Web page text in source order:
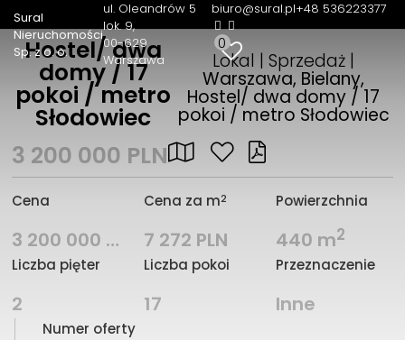
Sural
Nieruchomości
Sp. z o. o.
ul. Oleandrów 5
lok. 9
00-629
Warszawa
biuro@sural.pl+48 536223377
0
Hostel/ dwa
domy / 17
pokoi / metro
Słodowiec
Lokal | Sprzedaż |
Warszawa, Bielany,
Hostel/ dwa domy / 17
pokoi / metro Słodowiec
3 200 000 PLN
Cena
3 200 000 PLN
Cena za m2
7 272 PLN
Powierzchnia
440 m2
Liczba pięter
2
Liczba pokoi
17
Przeznaczenie
Inne
Numer oferty